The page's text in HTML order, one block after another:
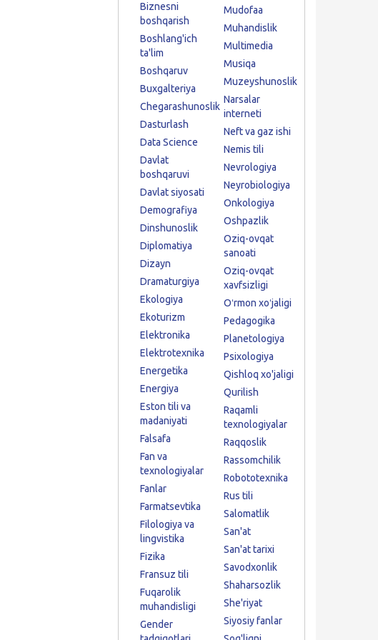
Biznesni
boshqarish
Boshlang'ich
ta'lim
Boshqaruv
Buxgalteriya
Chegarashunoslik
Dasturlash
Data Science
Davlat
boshqaruvi
Davlat siyosati
Demografiya
Dinshunoslik
Diplomatiya
Dizayn
Dramaturgiya
Ekologiya
Ekoturizm
Elektronika
Elektrotexnika
Energetika
Energiya
Eston tili va
madaniyati
Falsafa
Fan va
texnologiyalar
Fanlar
Farmatsevtika
Filologiya va
lingvistika
Fizika
Fransuz tili
Fuqarolik
muhandisligi
Gender
Mudofaa
Muhandislik
Multimedia
Musiqa
Muzeyshunoslik
Narsalar
interneti
Neft va gaz ishi
Nemis tili
Nevrologiya
Neyrobiologiya
Onkologiya
Oshpazlik
Oziq-ovqat
sanoati
Oziq-ovqat
xavfsizligi
Oʻrmon xoʻjaligi
Pedagogika
Planetologiya
Psixologiya
Qishloq xo'jaligi
Qurilish
Raqamli
texnologiyalar
Raqqoslik
Rassomchilik
Robototexnika
Rus tili
Salomatlik
San'at
San'at tarixi
Savodxonlik
Shaharsozlik
She'riyat
Siyosiy fanlar